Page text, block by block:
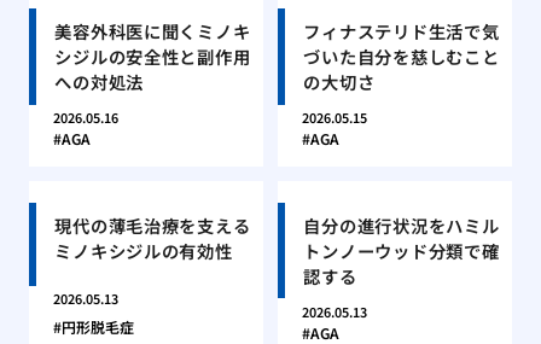
美容外科医に聞くミノキ
シジルの安全性と副作用
への対処法
2026.05.16
AGA
フィナステリド生活で気
づいた自分を慈しむこと
の大切さ
2026.05.15
AGA
現代の薄毛治療を支える
ミノキシジルの有効性
2026.05.13
円形脱毛症
自分の進行状況をハミル
トンノーウッド分類で確
認する
2026.05.13
AGA